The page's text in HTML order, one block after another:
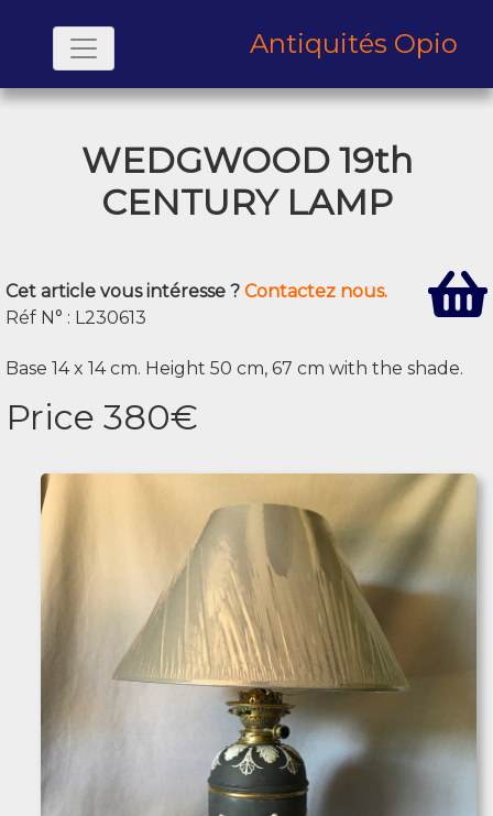
Antiquités Opio
WEDGWOOD 19th
CENTURY LAMP
Cet article vous intéresse ? Contactez nous.
Réf N° : L230613
Base 14 x 14 cm. Height 50 cm, 67 cm with the shade.
Price 380€